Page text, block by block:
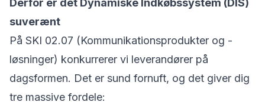
Derfor er det Dynamiske Indkøbssystem (DIS)
suverænt
På SKI 02.07 (Kommunikationsprodukter og -
løsninger) konkurrerer vi leverandører på
dagsformen. Det er sund fornuft, og det giver dig
tre massive fordele: